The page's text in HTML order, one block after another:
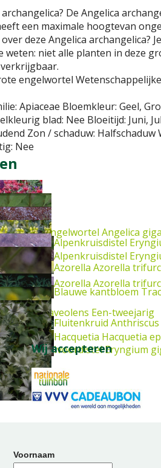
De Angelica
een maximale hoogtevan
deze Angelica archangelica?
niet alle planten in deze
engelwortel
Apiaceae Bloemkleur: Geel,
blad: Nee Bloeitijd: Juni,
Zon / schaduw: Halfschaduw
Nee
Engelwortel Angelica
Alpenkruisdistel
Alpenkruisdistel
Azorella Azorella
Azorella Azorella
Blauwe kantbloem
graveolens Een-tweejarig
Fluitenkruid
Hacquetia Hacquetia
Ivoordistel Eryngium
Wij accepteren
Voornaam